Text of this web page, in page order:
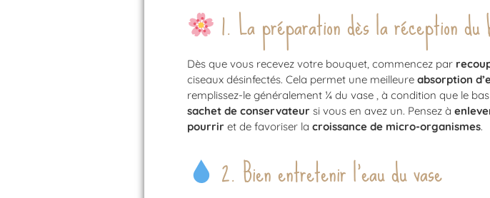
1. La préparation dès la réception
Dès que vous recevez votre bouquet, commencez par
ciseaux désinfectés. Cela permet une meilleure absorption
remplissez-le généralement ¼ du vase , à condition que le
sachet de conservateursi vous en avez un. Pensez à
pourriret de favoriser la croissance de micro-organismes.
2. Bien entretenir l’eau du vase